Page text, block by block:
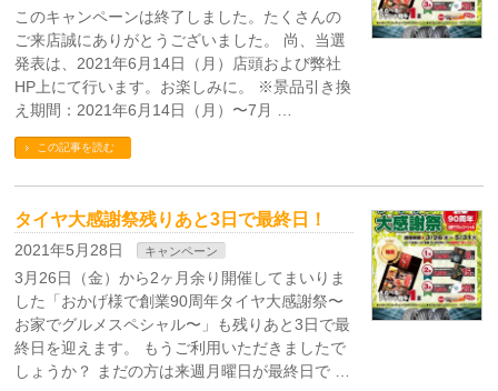
このキャンペーンは終了しました。たくさんの
ご来店誠にありがとうございました。 尚、当選
発表は、2021年6月14日（月）店頭および弊社
HP上にて行います。お楽しみに。 ※景品引き換
え期間：2021年6月14日（月）〜7月 …
この記事を読む
タイヤ大感謝祭残りあと3日で最終日！
2021年5月28日 キャンペーン
3月26日（金）から2ヶ月余り開催してまいりま
した「おかげ様で創業90周年タイヤ大感謝祭〜
お家でグルメスペシャル〜」も残りあと3日で最
終日を迎えます。 もうご利用いただきましたで
しょうか？ まだの方は来週月曜日が最終日で …